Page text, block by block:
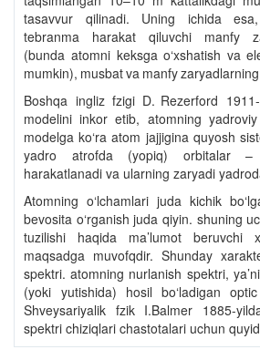
tasavvur qilinadi. Uning ichida
tebranma harakat qiluvchi manfy
(bunda atomni keksga o‘xshatish va
mumkin), musbat va manfy zaryadlarning
Boshqa ingliz fzigi D. Rezerford
modelini inkor etib, atomning
modelga ko‘ra atom jajjigina quyosh
yadro atrofda (yopiq) orbitalar –
harakatlanadi va ularning zaryadi
Atomning o‘lchamlari juda kichik
bevosita o‘rganish juda qiyin. shuning
tuzilishi haqida ma’lumot beruvchi
maqsadga muvofqdir. Shunday
spektri. atomning nurlanish spektri,
(yoki yutishida) hosil bo‘ladigan
Shveysariyalik fzik I.Balmer 1885-
spektri chiziqlari chastotalari uchun